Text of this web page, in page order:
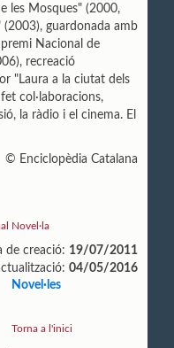
les Mosques" (2000,
(2003), guardonada amb
Nacional de
recreació
"Laura a la ciutat dels
col·laboracions,
la ràdio i el cinema. El
© Enciclopèdia Catalana
Novel·la
de creació: 19/07/2011
04/05/2016
Novel·les
Torna a l'inici